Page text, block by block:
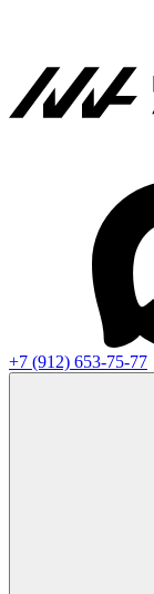
+7 (912) 653-75-77